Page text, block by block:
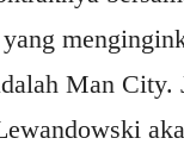
Man City.